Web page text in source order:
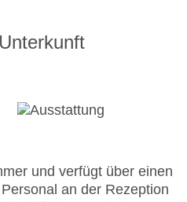
und verfügt über einen
an der Rezeption